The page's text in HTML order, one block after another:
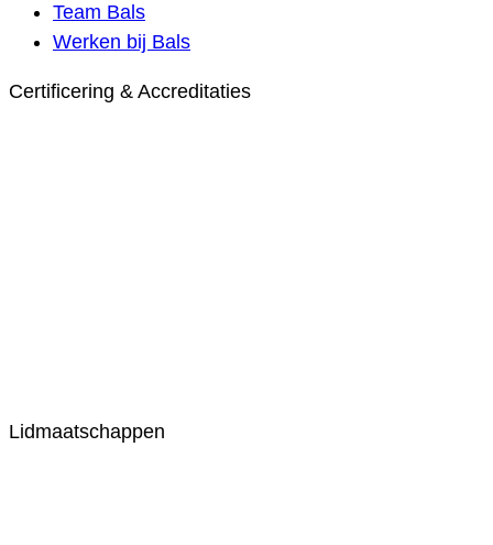
Team Bals
Werken bij Bals
Certificering & Accreditaties
Lidmaatschappen